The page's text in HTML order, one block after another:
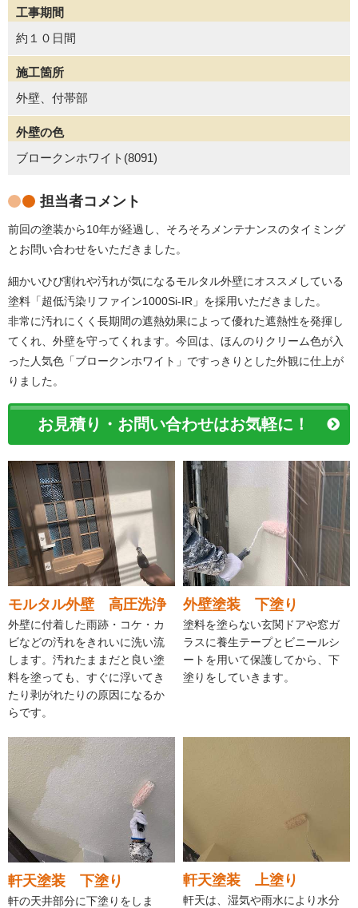
工事期間
約１０日間
施工箇所
外壁、付帯部
外壁の色
ブロークンホワイト(8091)
担当者コメント
前回の塗装から10年が経過し、そろそろメンテナンスのタイミング
とお問い合わせをいただきました。
細かいひび割れや汚れが気になるモルタル外壁にオススメしている
塗料「超低汚染リファイン1000Si-IR」を採用いただきました。
非常に汚れにくく長期間の遮熱効果によって優れた遮熱性を発揮し
てくれ、外壁を守ってくれます。今回は、ほんのりクリーム色が入
った人気色「ブロークンホワイト」ですっきりとした外観に仕上が
りました。
お見積り・お問い合わせはお気軽に！
モルタル外壁 高圧洗浄
外壁に付着した雨跡・コケ・カ
ビなどの汚れをきれいに洗い流
します。汚れたままだと良い塗
料を塗っても、すぐに浮いてき
たり剥がれたりの原因になるか
らです。
外壁塗装 下塗り
塗料を塗らない玄関ドアや窓ガ
ラスに養生テープとビニールシ
ートを用いて保護してから、下
塗りをしていきます。
軒天塗装 下塗り
軒の天井部分に下塗りをしま
軒天塗装 上塗り
軒天は、湿気や雨水により水分